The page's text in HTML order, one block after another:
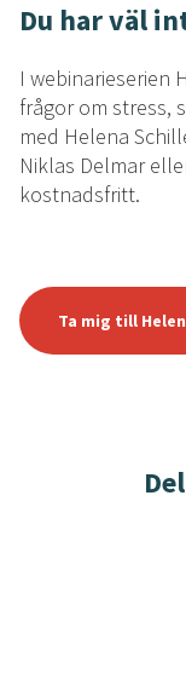
Du har väl
I webinarieserien
frågor om stress,
med Helena
Niklas Delmar
kostnadsfritt.
Ta mig till